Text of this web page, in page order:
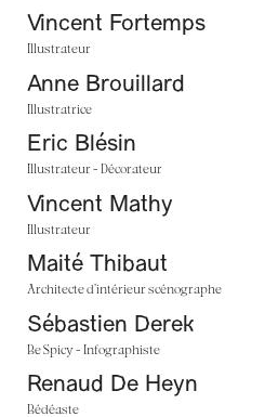
Vincent Fortemps
Illustrateur
Anne Brouillard
Illustratrice
Eric Blésin
Illustrateur - Décorateur
Vincent Mathy
Illustrateur
Maité Thibaut
Architecte d’intérieur scénographe
Sébastien Derek
Be Spicy - Infographiste
Renaud De Heyn
Bédéaste